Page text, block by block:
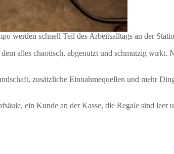
werden schnell Teil des Arbeitsalltags an der
alles chaotisch, abgenutzt und schmutzig wirkt.
zusätzliche Einnahmequellen und mehr
ein Kunde an der Kasse, die Regale sind leer